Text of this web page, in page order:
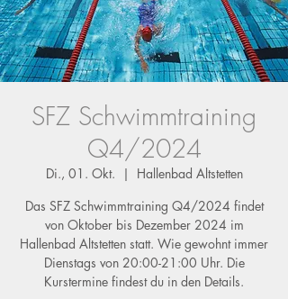
SFZ Schwimmtraining
Q4/2024
Di., 01. Okt.
  |
Hallenbad Altstetten
Das SFZ Schwimmtraining Q4/2024 findet
von Oktober bis Dezember 2024 im
Hallenbad Altstetten statt. Wie gewohnt immer
Dienstags von 20:00-21:00 Uhr. Die
Kurstermine findest du in den Details.